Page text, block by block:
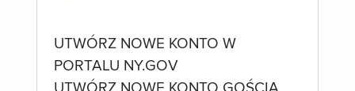
UTWÓRZ NOWE KONTO W
PORTALU NY.GOV